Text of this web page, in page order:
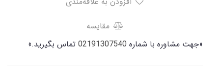
مقایسه
«جهت مشاوره با شماره 02191307540 تماس بگیرید.»